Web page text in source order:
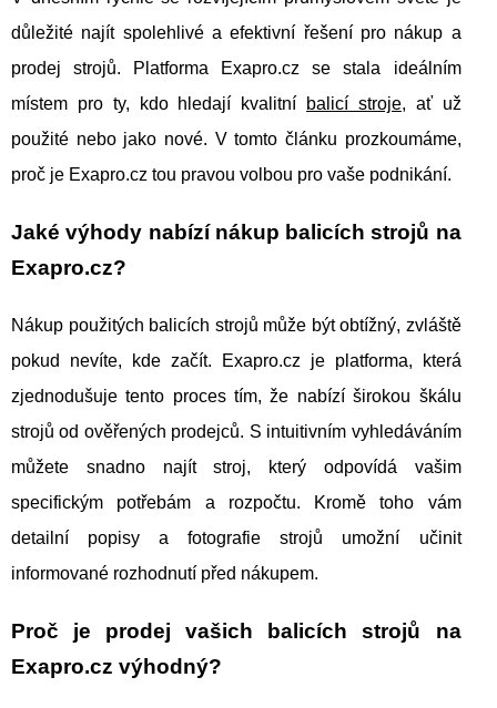
důležité najít spolehlivé a efektivní řešení pro nákup a
prodej strojů. Platforma Exapro.cz se stala ideálním
místem pro ty, kdo hledají kvalitní
balicí stroje, ať už
použité nebo jako nové. V tomto článku prozkoumáme,
proč je Exapro.cz tou pravou volbou pro vaše podnikání.
Jaké výhody nabízí nákup balicích strojů na
Exapro.cz?
Nákup použitých balicích strojů může být obtížný, zvláště
pokud nevíte, kde začít. Exapro.cz je platforma, která
zjednodušuje tento proces tím, že nabízí širokou škálu
strojů od ověřených prodejců. S intuitivním vyhledáváním
můžete snadno najít stroj, který odpovídá vašim
specifickým potřebám a rozpočtu. Kromě toho vám
detailní popisy a fotografie strojů umožní učinit
informované rozhodnutí před nákupem.
Proč je prodej vašich balicích strojů na
Exapro.cz výhodný?